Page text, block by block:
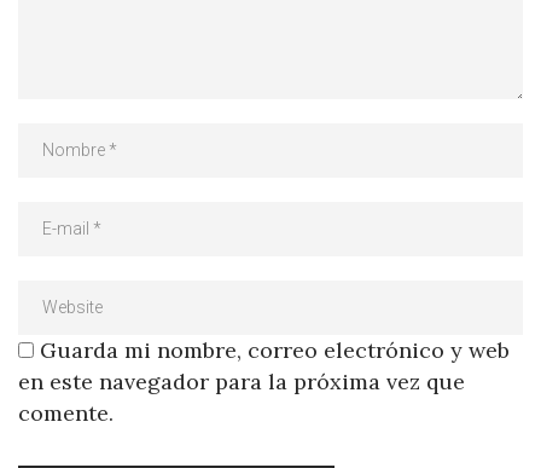
Guarda mi nombre, correo electrónico y web
en este navegador para la próxima vez que
comente.